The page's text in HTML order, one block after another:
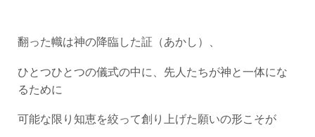
翻った幟は神の降臨した証（あかし）、
ひとつひとつの儀式の中に、先人たちが神と一体にな
るために
可能な限り知恵を絞って創り上げた願いの形こそが